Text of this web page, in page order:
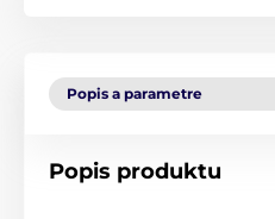
Popis a parametre
Popis produktu